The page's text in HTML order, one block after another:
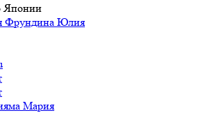
Японии
Фрундина Юлия
Мария